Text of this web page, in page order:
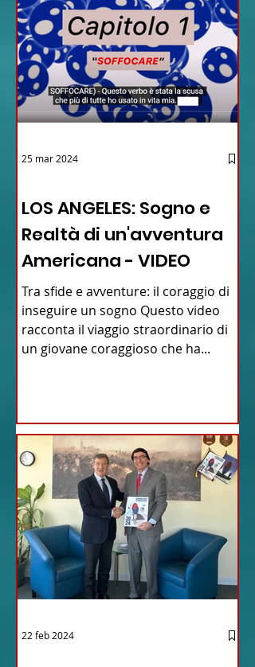
LOS ANGELES: Sogno e
Realtà di un'avventura
Americana - VIDEO
Tra sfide e avventure: il coraggio di
inseguire un sogno Questo video
racconta il viaggio straordinario di
un giovane coraggioso che ha...
25 mar 2024
22 feb 2024